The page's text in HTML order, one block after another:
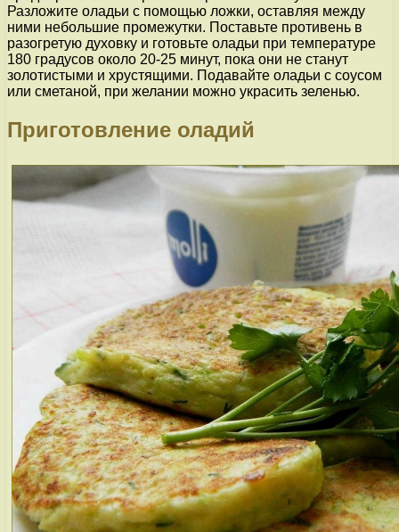
Разложите оладьи с помощью ложки, оставляя между
ними небольшие промежутки. Поставьте противень в
разогретую духовку и готовьте оладьи при температуре
180 градусов около 20-25 минут, пока они не станут
золотистыми и хрустящими. Подавайте оладьи с соусом
или сметаной, при желании можно украсить зеленью.
Приготовление оладий